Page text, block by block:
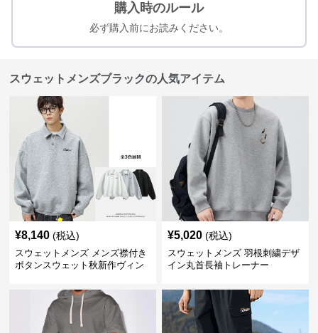
購入時のルール
必ず購入前にお読みください。
スウェットメンズブラックの人気アイテム
¥8,140 (税込)
スウェットメンズ メンズ襟付き
ボタンスウェット秋新作ヴィン
¥5,020 (税込)
スウェットメンズ 羽根刺繍デザ
イン丸首長袖トレーナー